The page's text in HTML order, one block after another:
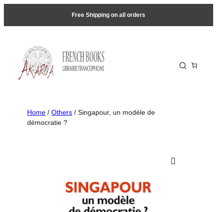
Free Shipping on all orders
Home / Others / Singapour, un modèle de
démocratie ?